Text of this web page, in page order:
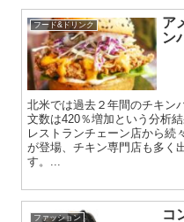
フード&ドリンク
ア
ン
北米では過去２年間のチキン
文数は420％増加という分析
レストランチェーン店から続
が登場、チキン専門店も多く
す。...
ファッション
コ